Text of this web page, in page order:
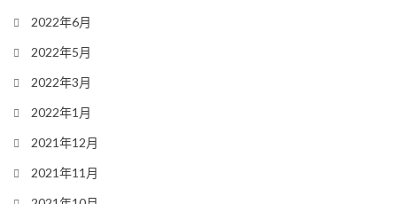
2022年6月
2022年5月
2022年3月
2022年1月
2021年12月
2021年11月